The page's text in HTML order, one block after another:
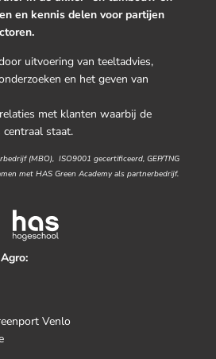
en kennis delen voor partijen
uitvoering van teeltadvies,
en het geven van
met klanten waarbij de
staat.
(MBO), ISO9001 gecertificeerd, GEP/TNG
met HAS Green Academy als partnerbedrijf.
Venlo